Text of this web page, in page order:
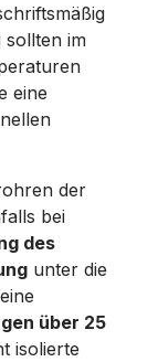
sollten im
eine
der
bei
des
unter die
über 25
isolierte